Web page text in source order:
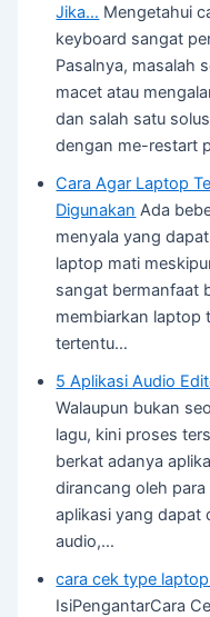
Jika… Mengetahui
keyboard sangat
Pasalnya, masalah
macet atau
dan salah satu
dengan me-restart
Cara Agar Laptop
Digunakan Ada
menyala yang
laptop mati
sangat bermanfaat
membiarkan laptop
tertentu…
5 Aplikasi Audio
Walaupun bukan
lagu, kini proses
berkat adanya
dirancang oleh
aplikasi yang dapat
audio,…
cara cek type
IsiPengantarCara